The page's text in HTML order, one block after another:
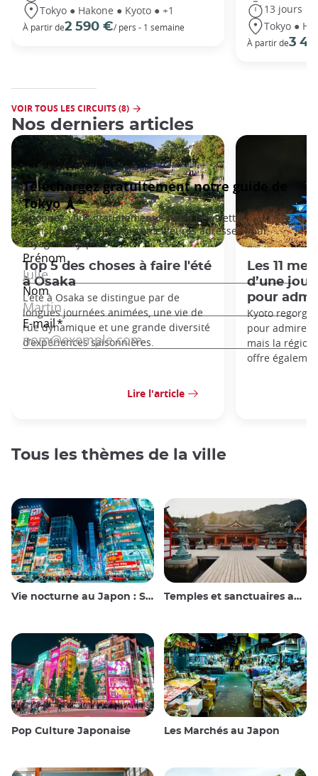
Tokyo ● Hakone ● Kyoto ● +1
À partir de2 590 €/ pers - 1 semaine
13 jours
Tokyo ●
À partir de3
VOIR TOUS LES CIRCUITS (8)
Nos derniers articles
Top 5 des choses à faire l'été
à Osaka
L’été à Osaka se distingue par de
longues journées animées, une vie de
rue dynamique et une grande diversité
d’expériences saisonnières.
Lire l'article
Les 11
d’une
pour
Kyoto
pour admirer
mais la
offre
Tous les thèmes de la ville
Vie nocturne au Japon : Sortir, voir et boire Temples et sanctuaires au Japon
Pop Culture Japonaise Les Marchés au Japon